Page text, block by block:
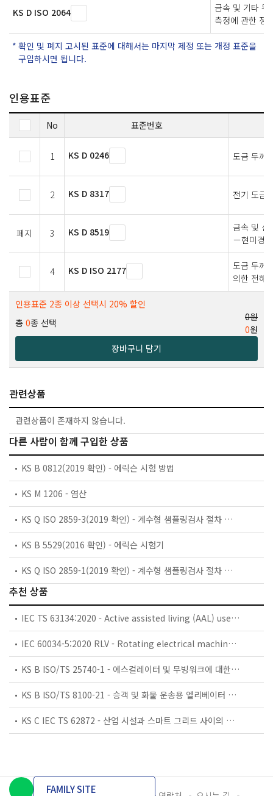
KS D ISO 2064
금속 및 기타 무
측정에 관한 정
확인 및 폐지 고시된 표준에 대해서는 마지막 제정 또는 개정 표준을
구입하시면 됩니다.
인용표준
No 표준번호
1 KS D 0246 도금 두께
2 KS D 8317 전기 도금
폐지 3 KS D 8519
금속 및 산
－현미경
4 KS D ISO 2177
도금 두께
의한 전해
인용표준 2종 이상 선택시 20% 할인
총 0종 선택
0원
0원
장바구니 담기
관련상품
관련상품이 존재하지 않습니다.
다른 사람이 함께 구입한 상품
KS B 0812(2019 확인) - 에릭슨 시험 방법
KS M 1206 - 염산
KS Q ISO 2859-3(2019 확인) - 계수형 샘플링검사 절차 — 제3부: 스킵로트 샘플링검사 절차
KS B 5529(2016 확인) - 에릭슨 시험기
KS Q ISO 2859-1(2019 확인) - 계수형 샘플링검사 절차 — 제1부: 로트별 합격품질한계(AQL) 지표형 샘플링검사 방식
추천 상품
IEC TS 63134:2020 - Active assisted living (AAL) use cases
IEC 60034-5:2020 RLV - Rotating electrical machines - Part 5: Degrees of protection provided by the integral design of rotating electrical machines (IP code) - Classification
KS B ISO/TS 25740-1 - 에스컬레이터 및 무빙워크에 대한 안전요건 — 제1부: 세계공통 필수 안전요건(GESRs)
KS B ISO/TS 8100-21 - 승객 및 화물 운송용 엘리베이터 —제21부: 세계공통 필수안전요건(GESRs)을 충족하는 세계공통 안전 파라미터(GSPs)
KS C IEC TS 62872 - 산업 시설과 스마트 그리드 사이의 산업 공정 측정, 제어 및 자동화 시스템 인터페이스
FAMILY SITE